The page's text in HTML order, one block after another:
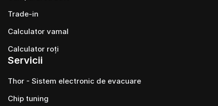
Trade-in
Calculator vamal
Calculator roți
Servicii
Thor - Sistem electronic de evacuare
Chip tuning